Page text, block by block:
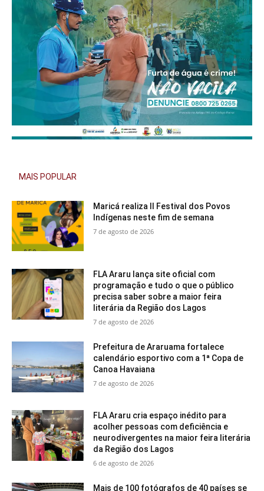
MAIS POPULAR
Maricá realiza II Festival dos Povos
Indígenas neste fim de semana
7 de agosto de 2026
FLA Araru lança site oficial com
programação e tudo o que o público
precisa saber sobre a maior feira
literária da Região dos Lagos
7 de agosto de 2026
Prefeitura de Araruama fortalece
calendário esportivo com a 1ª Copa de
Canoa Havaiana
7 de agosto de 2026
FLA Araru cria espaço inédito para
acolher pessoas com deficiência e
neurodivergentes na maior feira literária
da Região dos Lagos
6 de agosto de 2026
Mais de 100 fotógrafos de 40 países se